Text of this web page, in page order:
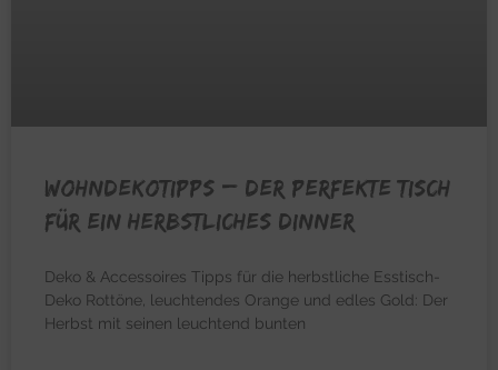
WOHNDEKOTIPPS – Der perfekte Tisch
für ein herbstliches Dinner
Deko & Accessoires Tipps für die herbstliche Esstisch-
Deko Rottöne, leuchtendes Orange und edles Gold: Der
Herbst mit seinen leuchtend bunten